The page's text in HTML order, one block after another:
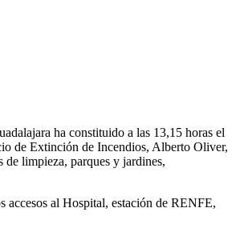
ha constituido a las 13,15 horas el
de Extinción de Incendios, Alberto Oliver,
de limpieza, parques y jardines,
accesos al Hospital, estación de RENFE,